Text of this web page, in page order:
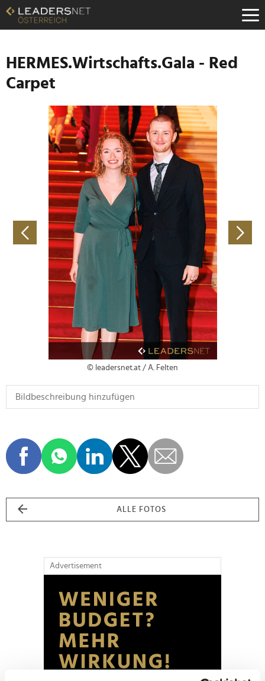
Zum
Inhalt
Zur
Navigation
Zur
Hauptnavigation
HERMES.Wirtschafts.Gala - Red
Carpet
© leadersnet.at / A. Felten
ALLE FOTOS
Advertisement